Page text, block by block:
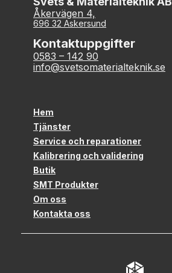
Åkervägen 4,
696 32 Askersund
Kontaktuppgifter
0583 – 142 90
info@svetsomaterialteknik.se
Hem
Tjänster
Service och reparationer
Kalibrering och validering
Butik
SMT Produkter
Om oss
Kontakta oss